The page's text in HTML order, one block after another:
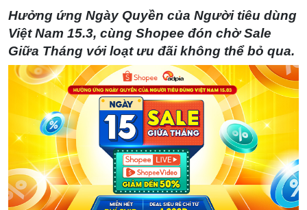
Hưởng ứng Ngày Quyền của Người tiêu dùng
Việt Nam 15.3, cùng Shopee đón chờ Sale
Giữa Tháng với loạt ưu đãi không thể bỏ qua.